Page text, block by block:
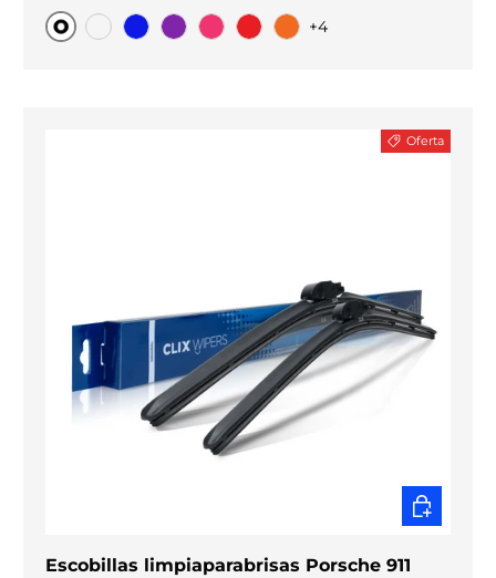
Original
+4
Oferta
Escobillas limpiaparabrisas Porsche 911
ELEGIR